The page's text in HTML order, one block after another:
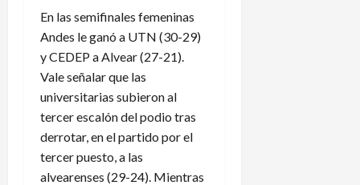
En las semifinales femeninas
Andes le ganó a UTN (30-29)
y CEDEP a Alvear (27-21).
Vale señalar que las
universitarias subieron al
tercer escalón del podio tras
derrotar, en el partido por el
tercer puesto, a las
alvearenses (29-24). Mientras